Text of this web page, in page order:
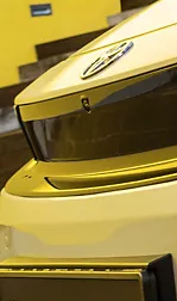
Često postavljana pitanja
Najbolje mjesto za saznati više o
puna je korisnih informacija. Od